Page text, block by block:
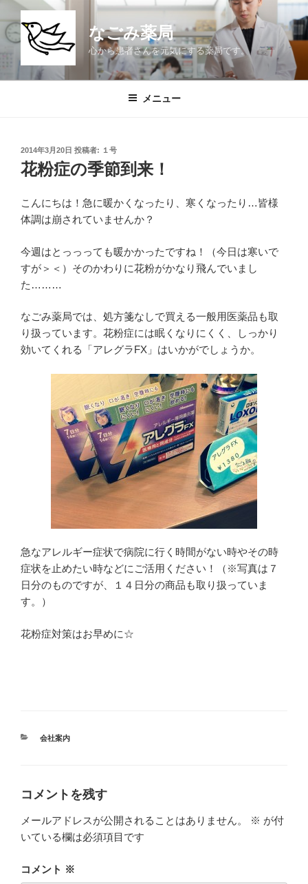
ン
テ
なごみ薬局
心から患者さんを元気にする薬局です。
メニュー
投
稿
日:
2014年3月20日 投稿者: １号
花粉症の季節到来！
こんにちは！急に暖かくなったり、寒くなったり…皆様
体調は崩されていませんか？
今週はとっっっても暖かかったですね！（今日は寒いで
すが＞＜）そのかわりに花粉がかなり飛んでいまし
た………
なごみ薬局では、処方箋なしで買える一般用医薬品も取
り扱っています。花粉症には眠くなりにくく、しっかり
効いてくれる「アレグラFX」はいかがでしょうか。
急なアレルギー症状で病院に行く時間がない時やその時
症状を止めたい時などにご活用ください！（※写真は７
日分のものですが、１４日分の商品も取り扱っていま
す。）
花粉症対策はお早めに☆
カ
会社案内
コメントを残す
メールアドレスが公開されることはありません。 ※ が付
いている欄は必須項目です
コメント ※